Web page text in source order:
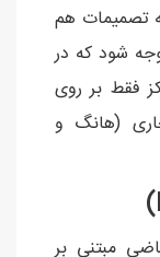
تصمیمات هم
شود که در
فقط بر روی
(هانگ و
مبتنی بر